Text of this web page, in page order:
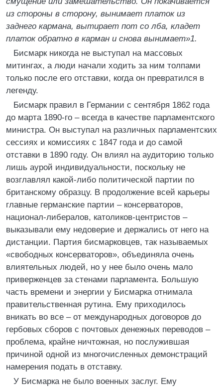
из стороны в сторону, вынимает платок из
заднего кармана, вытирает пот со лба, кладет
платок обратно в карман и снова вынимает»1.
Бисмарк никогда не выступал на массовых
митингах, а люди начали ходить за ним толпами
только после его отставки, когда он превратился в
легенду.
Бисмарк правил в Германии с сентября 1862 года
до марта 1890-го – всегда в качестве парламентского
министра. Он выступал на различных парламентских
сессиях и комиссиях с 1847 года и до самой
отставки в 1890 году. Он влиял на аудиторию только
лишь аурой индивидуальности, поскольку не
возглавлял какой-либо политической партии по
британскому образцу. В продолжение всей карьеры
главные германские партии – консерваторов,
национал-либералов, католиков-центристов –
выказывали ему недоверие и держались от него на
дистанции. Партия бисмарковцев, так называемых
«свободных консерваторов», объединяла очень
влиятельных людей, но у нее было очень мало
приверженцев за стенами парламента. Большую
часть времени и энергии у Бисмарка отнимала
правительственная рутина. Ему приходилось
вникать во все – от международных договоров до
гербовых сборов с почтовых денежных переводов –
проблема, крайне ничтожная, но послужившая
причиной одной из многочисленных демонстраций
намерения подать в отставку.
У Бисмарка не было военных заслуг. Ему